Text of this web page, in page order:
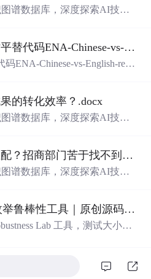
谱数据库，深度探索AI技术
，推动科技创新与产业创新认知网络分析的网站平替代码ENA-Chinese-vs-English-reproducible.zip
ENA-Chinese-vs-English-repro
的转化效率？.docx
谱数据库，深度探索AI技术
，推动科技创新与产业创新产业招商如何精准匹配？招商部门苦于找不到符合产业链补链强链方向的目标企业怎么办？.docx
谱数据库，深度探索AI技术
，推动科技创新与产业创新大模型工具Schema枚举鲁棒性工具｜原创源码+测试+离线报告
Lab 工具，测试大小
JSON/SVG 报告、1080×720